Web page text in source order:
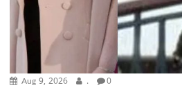
Aug 9, 2026 . 0